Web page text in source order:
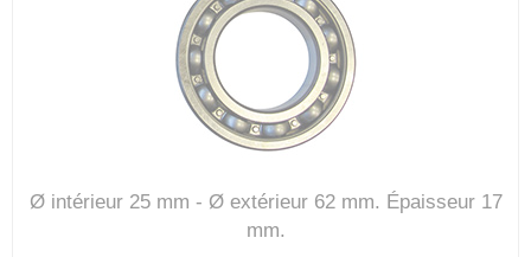
Ø intérieur 25 mm - Ø extérieur 62 mm. Épaisseur 17
mm.